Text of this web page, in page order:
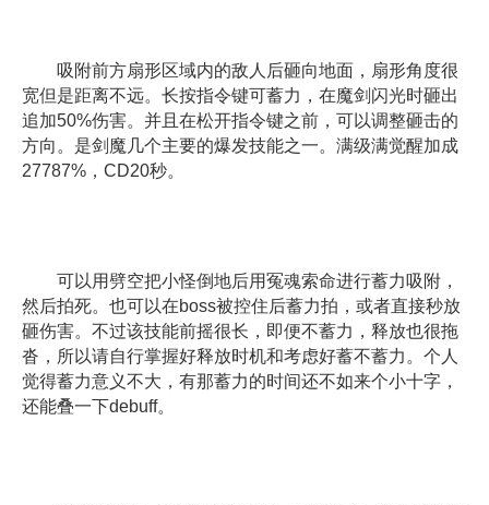
吸附前方扇形区域内的敌人后砸向地面，扇形角度很
宽但是距离不远。长按指令键可蓄力，在魔剑闪光时砸出
追加50%伤害。并且在松开指令键之前，可以调整砸击的
方向。是剑魔几个主要的爆发技能之一。满级满觉醒加成
27787%，CD20秒。
可以用劈空把小怪倒地后用冤魂索命进行蓄力吸附，
然后拍死。也可以在boss被控住后蓄力拍，或者直接秒放
砸伤害。不过该技能前摇很长，即便不蓄力，释放也很拖
沓，所以请自行掌握好释放时机和考虑好蓄不蓄力。个人
觉得蓄力意义不大，有那蓄力的时间还不如来个小十字，
还能叠一下debuff。